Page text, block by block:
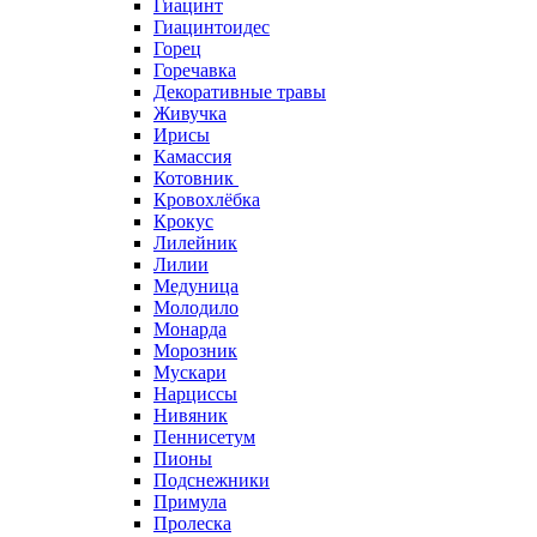
Гиацинт
Гиацинтоидес
Горец
Горечавка
Декоративные травы
Живучка
Ирисы
Камассия
Котовник
Кровохлёбка
Крокус
Лилейник
Лилии
Медуница
Молодило
Монарда
Морозник
Мускари
Нарциссы
Нивяник
Пеннисетум
Пионы
Подснежники
Примула
Пролеска